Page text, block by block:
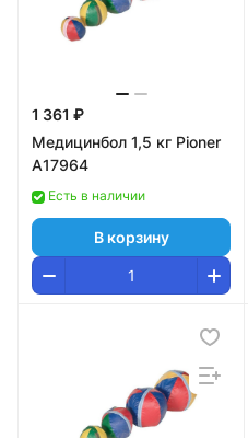
1 361 ₽
Медицинбол 1,5 кг Pioner
A17964
Есть в наличии
В корзину